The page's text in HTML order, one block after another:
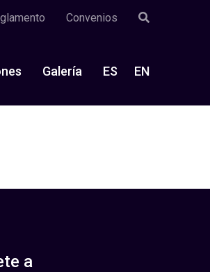
Convenios
Galería ES EN
a